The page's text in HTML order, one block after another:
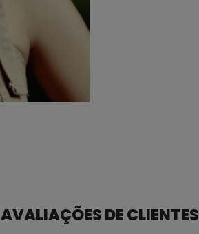
AVALIAÇÕES DE CLIENTES